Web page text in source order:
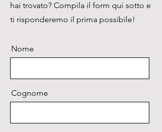
hai trovato? Compila il form qui sotto e
ti risponderemo il prima possibile!
Nome
Cognome